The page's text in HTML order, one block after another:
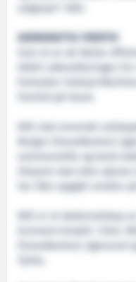
salgssjef i NES.
BÆREKRAFTIG FREMTID
Som et av de første
50001-akkrediteringen
NES skal anvende
Bergen (hovedkontor),
har ikke oppgitt verdien
NES er et datterselskap
Euronext Growth i Oslo.
(hovedkontor), Egersund